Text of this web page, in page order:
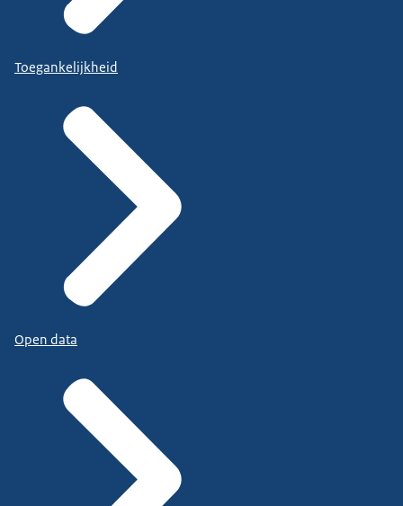
Toegankelijkheid
Open data